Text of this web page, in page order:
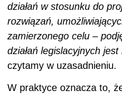
działań w stosunku do
rozwiązań,
zamierzonego celu –
działań legislacyjnych jest
czytamy w uzasadnieniu.
W praktyce oznacza to,